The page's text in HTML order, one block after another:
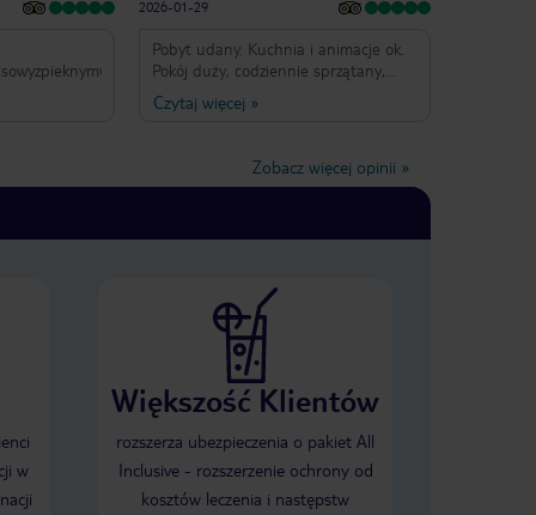
2026-01-29
Pobyt udany. Kuchnia i animacje ok.
Pokój duży, codziennie sprzątany,
ręczniki wymieniane. Woda w basenie
faktycznie ciepła. Wróciłabym.
Czytaj więcej »
Zobacz więcej opinii »
w
Większość Klientów
rozszerza ubezpieczenia o pakiet All
Inclusive - rozszerzenie ochrony od
kosztów leczenia i następstw